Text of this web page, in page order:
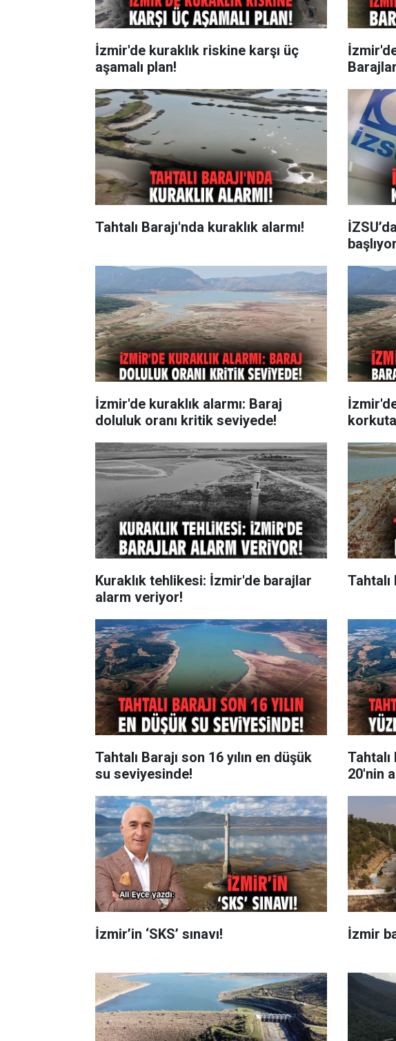
İzmir'de kuraklık riskine karşı üç
aşamalı plan!
Tahtalı Barajı'nda kuraklık alarmı!
İzmir'de kuraklık alarmı: Baraj
doluluk oranı kritik seviyede!
Kuraklık tehlikesi: İzmir'de barajlar
alarm veriyor!
Tahtalı
Tahtalı Barajı son 16 yılın en düşük
su seviyesinde!
20'nin
İzmir’in ‘SKS’ sınavı! İzmir